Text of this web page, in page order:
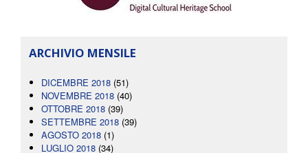
ARCHIVIO MENSILE
DICEMBRE 2018 (51)
NOVEMBRE 2018 (40)
OTTOBRE 2018 (39)
SETTEMBRE 2018 (39)
AGOSTO 2018 (1)
LUGLIO 2018 (34)